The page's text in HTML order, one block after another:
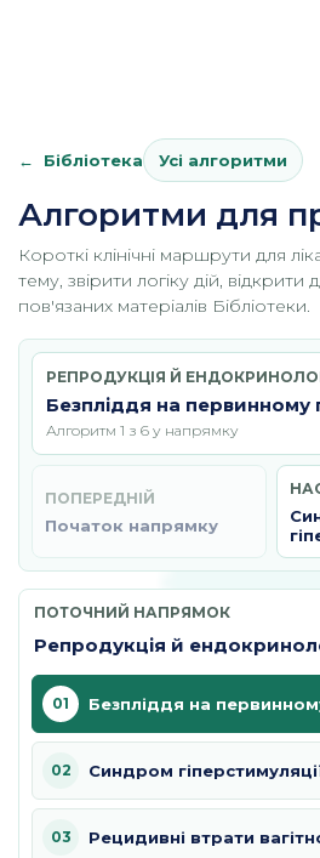
Бібліотека Усі алгоритми
Алгоритми для
Короткі клінічні маршрути для
тему, звірити логіку дій,
пов'язаних матеріалів Бібліотеки.
ПОПЕРЕДНІЙ
Початок напрямку
РЕПРОДУКЦІЯ Й
Безпліддя на первинному
Алгоритм 1 з 6 у напрямку
ПОТОЧНИЙ НАПРЯМОК
Репродукція й
01 Безпліддя на
02 Синдром
03 Рецидивні втрати